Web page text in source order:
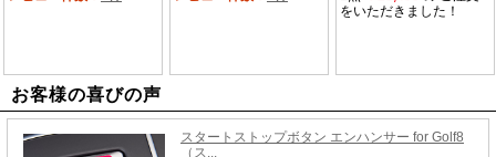
お客様の喜びの声